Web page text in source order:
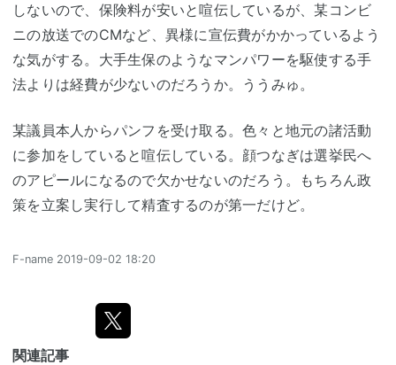
しないので、保険料が安いと喧伝しているが、某コンビ
ニの放送でのCMなど、異様に宣伝費がかかっているよう
な気がする。大手生保のようなマンパワーを駆使する手
法よりは経費が少ないのだろうか。ううみゅ。
某議員本人からパンフを受け取る。色々と地元の諸活動
に参加をしていると喧伝している。顔つなぎは選挙民へ
のアピールになるので欠かせないのだろう。もちろん政
策を立案し実行して精査するのが第一だけど。
F-name 2019-09-02 18:20
関連記事